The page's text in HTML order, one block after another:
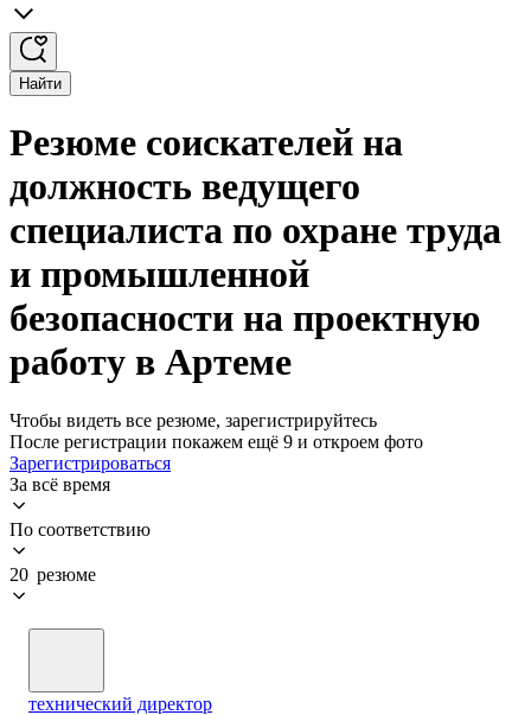
Найти
Резюме соискателей на
должность ведущего
специалиста по охране труда
и промышленной
безопасности на проектную
работу в Артеме
Чтобы видеть все резюме, зарегистрируйтесь
После регистрации покажем ещё 9 и откроем фото
Зарегистрироваться
За всё время
По соответствию
20 резюме
технический директор